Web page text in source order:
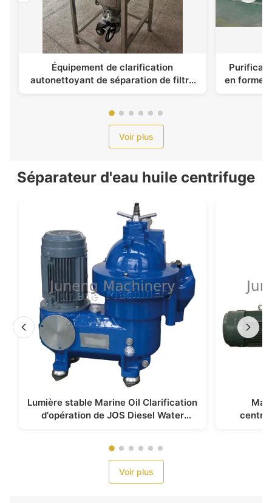
Équipement de clarification
autonettoyant de séparation de filtre
en forme
Voir plus
Séparateur d'eau huile centrifuge
Lumière stable Marine Oil Clarification
d'opération de JOS Diesel Water
Voir plus